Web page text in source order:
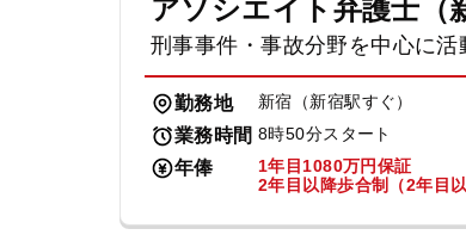
アソシエイト弁護士（
刑事事件・事故分野を中心に活
勤務地 新宿（新宿駅すぐ）
業務時間 8時50分スタート
年俸
1年目1080万円保証
2年目以降歩合制（2年目